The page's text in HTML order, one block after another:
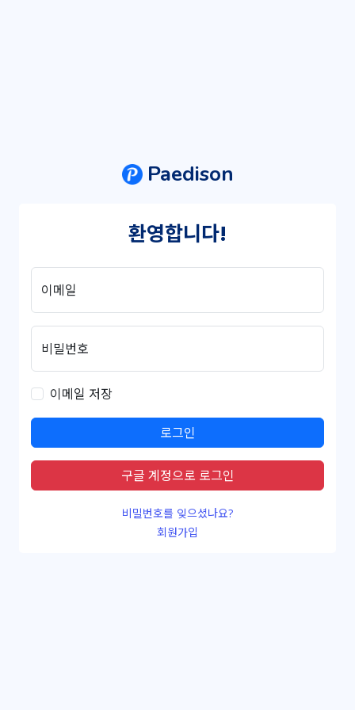
Paedison
환영합니다!
이메일
비밀번호
이메일 저장
로그인
구글 계정으로 로그인
비밀번호를 잊으셨나요?
회원가입